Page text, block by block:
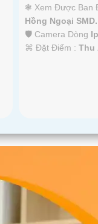
❃ Xem Được Ban
Hồng Ngoại SMD.
🛡 Camera Dòng
️⌘ Đặt Điểm :Thu